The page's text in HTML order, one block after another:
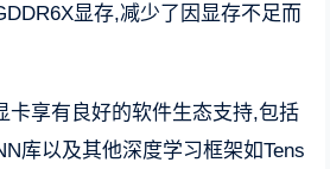
显存,减少了因显存不足而
卡享有良好的软件生态支持,包括
库以及其他深度学习框架如Tens